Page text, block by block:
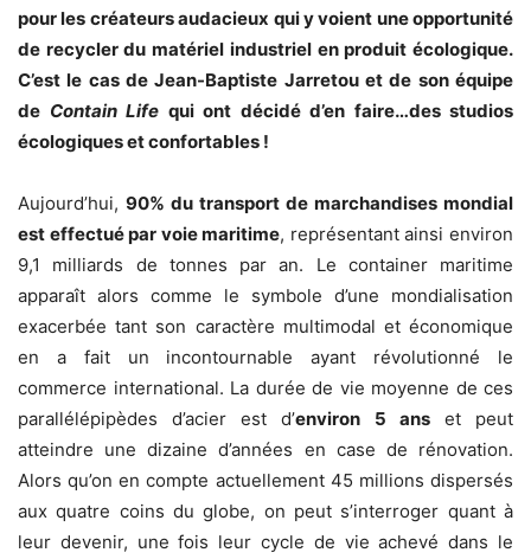
pour les créateurs audacieux qui y voient une opportunité
de recycler du matériel industriel en produit écologique.
C’est le cas de Jean-Baptiste Jarretou et de son équipe
de Contain Life qui ont décidé d’en faire…des studios
écologiques et confortables !
Aujourd’hui, 90% du transport de marchandises mondial
est effectué par voie maritime, représentant ainsi environ
9,1 milliards de tonnes par an. Le container maritime
apparaît alors comme le symbole d’une mondialisation
exacerbée tant son caractère multimodal et économique
en a fait un incontournable ayant révolutionné le
commerce international. La durée de vie moyenne de ces
parallélépipèdes d’acier est d’environ 5 anset peut
atteindre une dizaine d’années en case de rénovation.
Alors qu’on en compte actuellement 45 millions dispersés
aux quatre coins du globe, on peut s’interroger quant à
leur devenir, une fois leur cycle de vie achevé dans le